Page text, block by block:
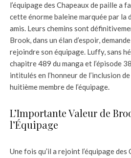
l’équipage des Chapeaux de paille a
cette énorme baleine marquée par la
amis. Leurs chemins sont
Brook, dans un élan d’espoir,
rejoindre son équipage. Luffy, sans
chapitre 489 du manga et l’épisode
intitulés en l’honneur de l’inclusion
huitième membre de l’équipage.
L’Importante Valeur de
l’Équipage
Une fois qu’il a rejoint l’équipage des